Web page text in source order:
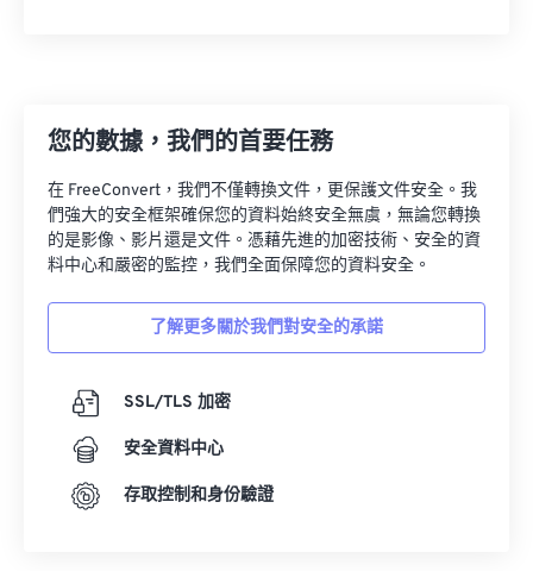
您的數據，我們的首要任務
在 FreeConvert，我們不僅轉換文件，更保護文件安全。我
們強大的安全框架確保您的資料始終安全無虞，無論您轉換
的是影像、影片還是文件。憑藉先進的加密技術、安全的資
料中心和嚴密的監控，我們全面保障您的資料安全。
了解更多關於我們對安全的承諾
SSL/TLS 加密
安全資料中心
存取控制和身份驗證